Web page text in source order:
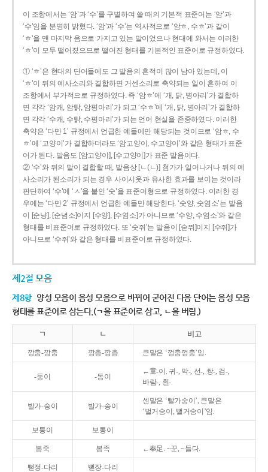
이 조항에서는 ‘암’과 ‘수’를 구별하여 쓸 때의 기본적 표준어는 ‘암’과
‘수’임을 분명히 밝혔다. ‘암’과 ‘수’는 역사적으로 ‘암ㅎ, 수ㅎ’과 같이
‘ㅎ’을 맨 마지막 음으로 가지고 있는 말이었으나 현대에 와서는 이러한
‘ㅎ’이 모두 떨어졌으므로 떨어진 형태를 기본적인 표준어로 규정하였다.
① ‘ㅎ’은 현대의 단어들에도 그 발음의 흔적이 많이 남아 있는데, 이
‘ㅎ’이 뒤의 예사소리와 결합하면 거센소리로 축약되는 일이 흔하여 이
조항에서 부가적으로 규정하였다. 즉 ‘암ㅎ’에 ‘개, 닭, 병아리’가 결합하
면 각각 ‘암캐, 암탉, 암평아리’가 되고 ‘수ㅎ’에 ‘개, 닭, 병아리’가 결합하
면 각각 ‘수캐, 수탉, 수평아리’가 되는 언어 현실을 존중하였다. 이러한
축약은 ‘다만 1’ 규정에서 언급한 예들에만 해당되는 것이므로 ‘암ㅎ, 수
ㅎ’에 ‘고양이’가 결합하더라도 ‘암고양이, 수고양이’와 같은 형태가 표준
어가 된다. 발음도 [암고양이], [수고양이]가 표준 발음이다.
② ‘수’와 뒤의 말이 결합할 때, 발음상 [ㄴ(ㄴ)] 첨가가 일어나거나 뒤의 예
사소리가 된소리가 되는 경우 사이시옷과 유사한 효과를 보이는 것이라
판단하여 ‘수’에 ‘ㅅ’을 붙인 ‘숫’을 표준어형으로 규정하였다. 이러한 경
우에는 ‘다만 2’ 규정에서 언급한 예들만 해당한다. ‘숫양, 숫염소’는 발음
이 [순냥], [순념소]이지 [수양], [수염소]가 아니므로 ‘수양, 수염소’와 같은
형태를 비표준어로 규정하였다. 또 ‘숫쥐’는 발음이 [숟쮜]이지 [수쥐]가
아니므로 ‘수쥐’와 같은 형태를 비표준어로 규정하였다.
제2절 모음
제8항 양성 모음이 음성 모음으로 바뀌어 굳어진 다음 단어는 음성 모음
형태를 표준어로 삼는다.(ㄱ을 표준어로 삼고, ㄴ을 버림.)
ㄱ ㄴ 비고
깡충-깡충 깡총-깡총 큰말은 ‘껑충껑충’임.
-둥이 -동이
←童-이. 귀-, 막-, 선-, 쌍-, 검-,
바람-, 흰-.
발가-숭이 발가-송이
센말은 ‘빨가숭이’, 큰말은
‘벌거숭이, 뻘거숭이’임.
보퉁이 보통이
봉죽 봉족 ←奉足. ~꾼, ~들다.
뻗정-다리 뻗장-다리